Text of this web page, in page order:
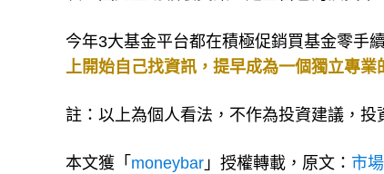
今年3大基金平台都在積極促銷買基金零手